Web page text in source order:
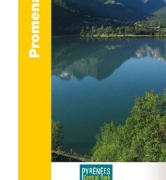
ACHETER LE PRODUIT /